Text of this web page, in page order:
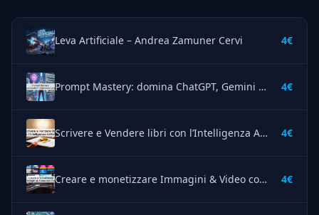
Leva Artificiale – Andrea Zamuner Cervi 4€
Prompt Mastery: domina ChatGPT, Gemini e tutte le IA – Andrea Zamuner Cervi 4€
Scrivere e Vendere libri con l’Intelligenza Artificiale – Andrea Zamuner Cervi 4€
Creare e monetizzare Immagini & Video con l’I.A. – Andrea Zamuner Cervi 4€